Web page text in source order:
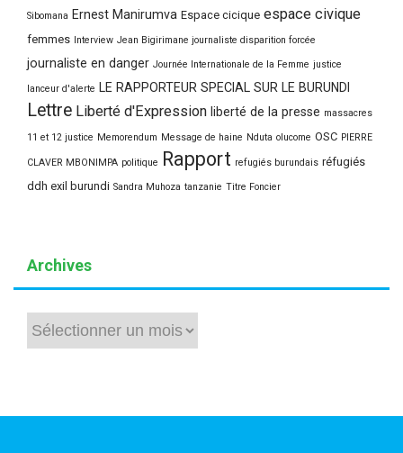
Sibomana Ernest Manirumva Espace cicique espace civique
femmes Interview Jean Bigirimane journaliste disparition forcée
journaliste en danger Journée Internationale de la Femme justice
lanceur d'alerte LE RAPPORTEUR SPECIAL SUR LE BURUNDI
Lettre Liberté d'Expression liberté de la presse massacres
11 et 12 justice Memorendum Message de haine Nduta olucome OSC PIERRE
CLAVER MBONIMPA politique Rapport refugiés burundais réfugiés
ddh exil burundi Sandra Muhoza tanzanie Titre Foncier
Archives
Archives